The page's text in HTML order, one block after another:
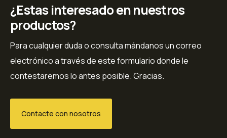
¿Estas interesado en nuestros
productos?
Para cualquier duda o consulta mándanos un correo
electrónico a través de este formulario donde le
contestaremos lo antes posible. Gracias.
Contacte con nosotros